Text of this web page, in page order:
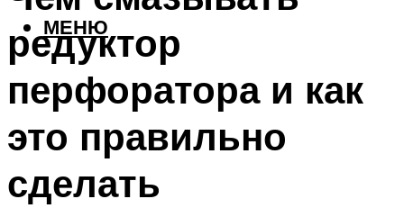
МЕНЮ
редуктор
перфоратора и как
это правильно
сделать